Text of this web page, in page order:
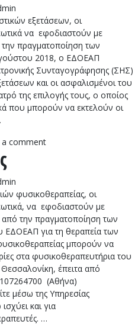
εξετάσεων, οι
να εφοδιαστούν με
την πραγματοποίηση των
2018, ο ΕΔΟΕΑΠ
Συνταγογράφησης (ΣΗΣ)
και οι ασφαλισμένοι του
της επιλογής τους, ο οποίος
που μπορούν να εκτελούν οι
a comment
φυσικοθεραπείας, οι
να εφοδιαστούν με
από την πραγματοποίηση των
ΕΔΟΕΑΠ για τη θεραπεία των
μπορούν να
στα φυσικοθεραπευτήρια του
έπειτα από
(Αθήνα)
μέσω της Υπηρεσίας
και για
…